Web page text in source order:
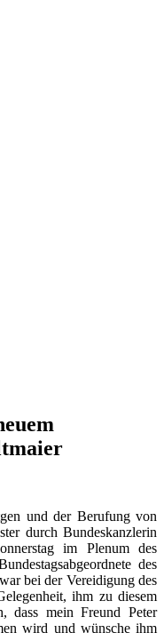
und der Berufung von
durch Bundeskanzlerin
im Plenum des
des
bei der Vereidigung des
ihm zu diesem
dass mein Freund Peter
wird und wünsche ihm